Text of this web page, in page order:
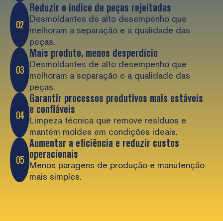
02
Reduzir o índice de peças rejeitadas
Desmoldantes de alto desempenho que
melhoram a separação e a qualidade das
peças.
03
Mais produto, menos desperdício
Desmoldantes de alto desempenho que
melhoram a separação e a qualidade das
peças.
04
Garantir processos produtivos mais estáveis
e confiáveis
Limpeza técnica que remove resíduos e
mantém moldes em condições ideais.
05
Aumentar a eficiência e reduzir custos
operacionais
Menos paragens de produção e manutenção
mais simples.